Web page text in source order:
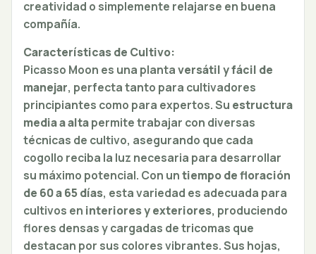
creatividad o simplemente relajarse en buena
compañía.
Características de Cultivo:
Picasso Moon es una plantaversátil y fácil de
manejar, perfecta tanto para cultivadores
principiantes como para expertos. Su estructura
media a altapermite trabajar con diversas
técnicas de cultivo, asegurando que cada
cogollo reciba la luz necesaria para desarrollar
su máximo potencial. Con untiempo de floración
de 60 a 65 días, esta variedad es adecuada para
cultivos en interiores y exteriores, produciendo
flores densas y cargadas de tricomas que
destacan por sus colores vibrantes. Sus hojas,